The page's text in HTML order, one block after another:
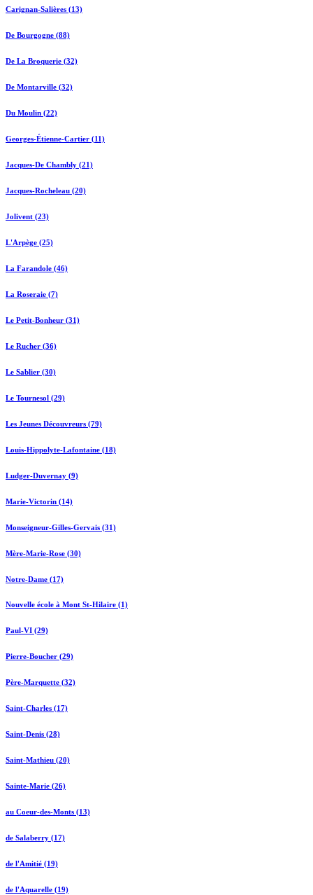
Carignan-Salières (13)
De Bourgogne (88)
De La Broquerie (32)
De Montarville (32)
Du Moulin (22)
Georges-Étienne-Cartier (11)
Jacques-De Chambly (21)
Jacques-Rocheleau (20)
Jolivent (23)
L'Arpège (25)
La Farandole (46)
La Roseraie (7)
Le Petit-Bonheur (31)
Le Rucher (36)
Le Sablier (30)
Le Tournesol (29)
Les Jeunes Découvreurs (79)
Louis-Hippolyte-Lafontaine (18)
Ludger-Duvernay (9)
Marie-Victorin (14)
Monseigneur-Gilles-Gervais (31)
Mère-Marie-Rose (30)
Notre-Dame (17)
Nouvelle école à Mont St-Hilaire (1)
Paul-VI (29)
Pierre-Boucher (29)
Père-Marquette (32)
Saint-Charles (17)
Saint-Denis (28)
Saint-Mathieu (20)
Sainte-Marie (26)
au Coeur-des-Monts (13)
de Salaberry (17)
de l'Amitié (19)
de l'Aquarelle (19)